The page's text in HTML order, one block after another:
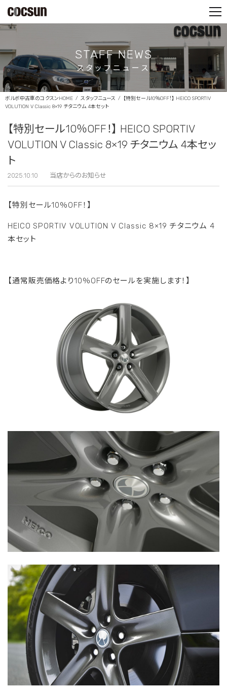
STAFF NEWS
スタッフニュース
ボルボ中古車のコクスンHOME スタッフニュース
【特別セール10％OFF！】 HEICO SPORTIV
VOLUTION V Classic 8×19 チタニウム 4本セット
【特別セール10％OFF！】 HEICO SPORTIV
VOLUTION V Classic 8×19 チタニウム 4本セッ
ト
2025.10.10 当店からのお知らせ
【特別セール10％OFF！】
HEICO SPORTIV VOLUTION V Classic 8×19 チタニウム 4
本セット
【通常販売価格より10％OFFのセールを実施します！】